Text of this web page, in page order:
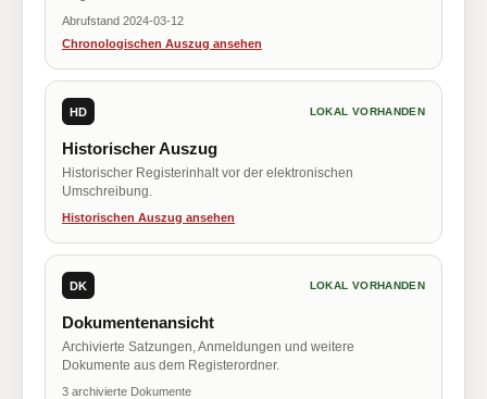
Abrufstand 2024-03-12
Chronologischen Auszug ansehen
HD LOKAL VORHANDEN
Historischer Auszug
Historischer Registerinhalt vor der elektronischen
Umschreibung.
Historischen Auszug ansehen
DK LOKAL VORHANDEN
Dokumentenansicht
Archivierte Satzungen, Anmeldungen und weitere
Dokumente aus dem Registerordner.
3 archivierte Dokumente